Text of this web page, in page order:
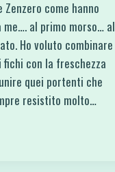
come hanno
al primo morso… al
Ho voluto combinare
con la freschezza
quei portenti che
resistito molto…